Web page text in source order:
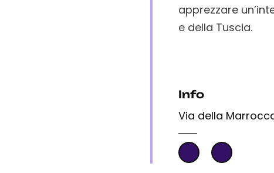
apprezzare
e della Tuscia.
Info
Via della